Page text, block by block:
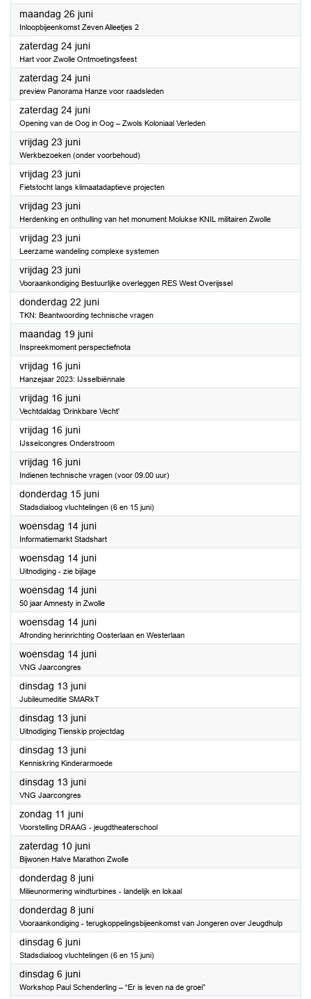
maandag 26 juni2023
Inloopbijeenkomst Zeven Alleetjes 2
zaterdag 24 juni2023
Hart voor Zwolle Ontmoetingsfeest
zaterdag 24 juni2023
preview Panorama Hanze voor raadsleden
zaterdag 24 juni2023
Opening van de Oog in Oog – Zwols Koloniaal Verleden
vrijdag 23 juni2023
Werkbezoeken (onder voorbehoud)
vrijdag 23 juni2023
Fietstocht langs klimaatadaptieve projecten
vrijdag 23 juni2023
Herdenking en onthulling van het monument Molukse KNIL militairen Zwolle
vrijdag 23 juni2023
Leerzame wandeling complexe systemen
vrijdag 23 juni2023
Vooraankondiging Bestuurlijke overleggen RES West Overijssel
donderdag 22 juni2023
TKN: Beantwoording technische vragen
maandag 19 juni2023
Inspreekmoment perspectiefnota
vrijdag 16 juni2023
Hanzejaar 2023: IJsselbiënnale
vrijdag 16 juni2023
Vechtdaldag ‘Drinkbare Vecht’
vrijdag 16 juni2023
IJsselcongres Onderstroom
vrijdag 16 juni2023
Indienen technische vragen (voor 09.00 uur)
donderdag 15 juni2023
Stadsdialoog vluchtelingen (6 en 15 juni)
woensdag 14 juni2023
Informatiemarkt Stadshart
woensdag 14 juni2023
Uitnodiging - zie bijlage
woensdag 14 juni2023
50 jaar Amnesty in Zwolle
woensdag 14 juni2023
Afronding herinrichting Oosterlaan en Westerlaan
woensdag 14 juni2023
VNG Jaarcongres
dinsdag 13 juni2023
Jubileumeditie SMARkT
dinsdag 13 juni2023
Uitnodiging Tienskip projectdag
dinsdag 13 juni2023
Kenniskring Kinderarmoede
dinsdag 13 juni2023
VNG Jaarcongres
zondag 11 juni2023
Voorstelling DRAAG - jeugdtheaterschool
zaterdag 10 juni2023
Bijwonen Halve Marathon Zwolle
donderdag 8 juni2023
Milieunormering windturbines - landelijk en lokaal
donderdag 8 juni2023
Vooraankondiging - terugkoppelingsbijeenkomst van Jongeren over Jeugdhulp
dinsdag 6 juni2023
Stadsdialoog vluchtelingen (6 en 15 juni)
dinsdag 6 juni2023
Workshop Paul Schenderling – “Er is leven na de groei”